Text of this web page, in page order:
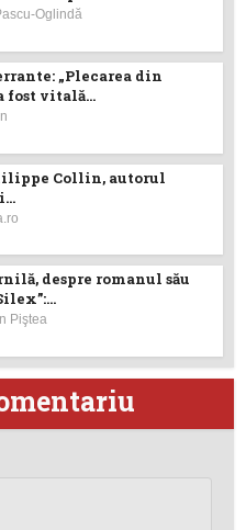
Oglindă
„Plecarea din
fost vitală...
Collin, autorul
despre romanul său
Piştea